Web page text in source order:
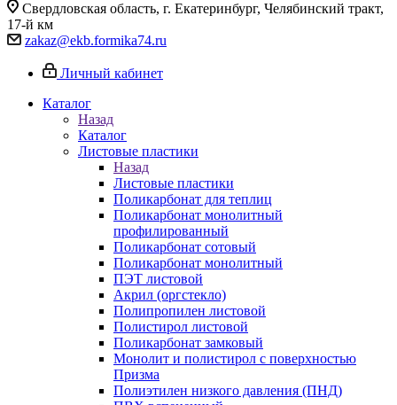
Свердловская область, г. Екатеринбург, Челябинский тракт,
17-й км
zakaz@ekb.formika74.ru
Личный кабинет
Каталог
Назад
Каталог
Листовые пластики
Назад
Листовые пластики
Поликарбонат для теплиц
Поликарбонат монолитный
профилированный
Поликарбонат сотовый
Поликарбонат монолитный
ПЭТ листовой
Акрил (оргстекло)
Полипропилен листовой
Полистирол листовой
Поликарбонат замковый
Монолит и полистирол с поверхностью
Призма
Полиэтилен низкого давления (ПНД)